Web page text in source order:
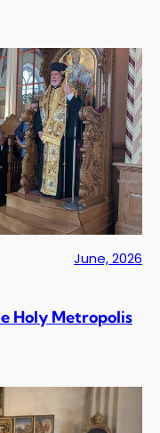
June, 2026
Holy Metropolis